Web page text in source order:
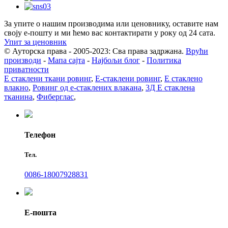
За упите о нашим производима или ценовнику, оставите нам
своју е-пошту и ми ћемо вас контактирати у року од 24 сата.
Упит за ценовник
© Ауторска права - 2005-2023: Сва права задржана. Врући
производи - Мапа сајта - Најбољи блог - Политика
приватности
Е стаклени ткани ровинг, Е-стаклени ровинг, Е стаклено
влакно, Ровинг од е-стаклених влакана, 3Д Е стаклена
тканина, Фиберглас,
Телефон
Тел.
0086-18007928831
Е-пошта